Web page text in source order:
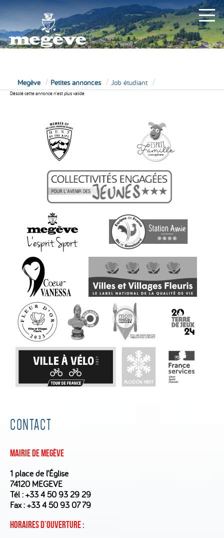
Megève Petites annonces Job étudiant
Désolé cette annonce n'est plus valide
CONTACT
Mairie de Megève
1 place de l’Église
74120 MEGEVE
Tél :+33 4 50 93 29 29
Fax : +33 4 50 93 07 79
Horaires d’ouverture :